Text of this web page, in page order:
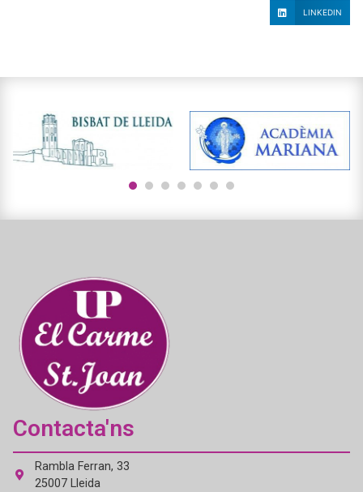
LINKEDIN
Contacta'ns
Rambla Ferran, 33
25007 Lleida